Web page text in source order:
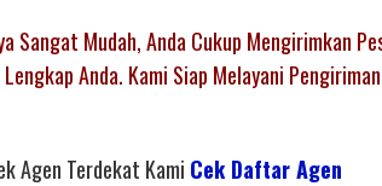
Sangat Mudah, Anda Cukup Mengirimkan
Anda. Kami Siap Melayani
Agen Terdekat Kami Cek Daftar Agen